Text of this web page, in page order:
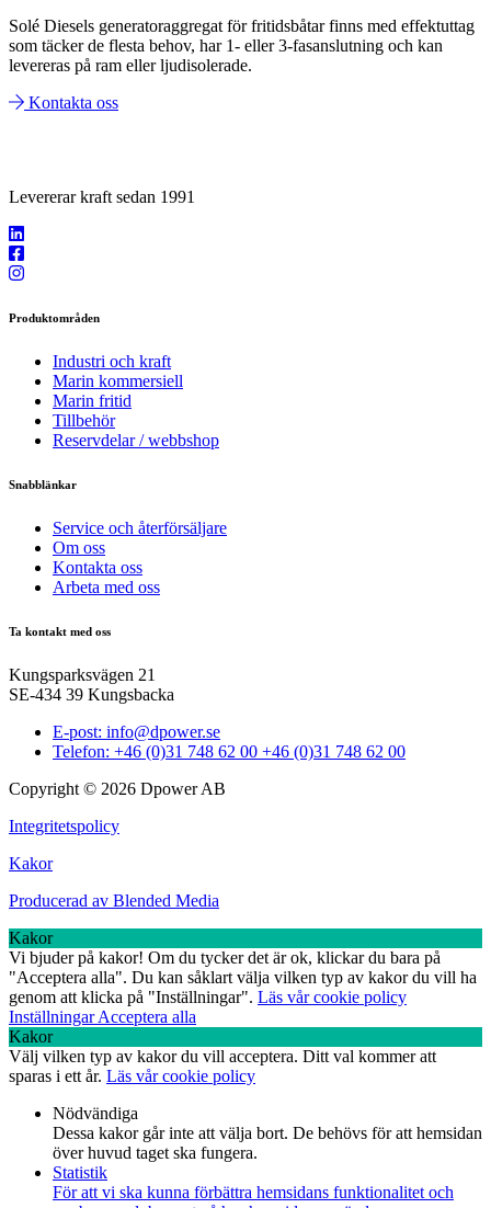
Solé Diesels generatoraggregat för fritidsbåtar finns med effektuttag
som täcker de flesta behov, har 1- eller 3-fasanslutning och kan
levereras på ram eller ljudisolerade.
Kontakta oss
Levererar kraft sedan 1991
Produktområden
Industri och kraft
Marin kommersiell
Marin fritid
Tillbehör
Reservdelar / webbshop
Snabblänkar
Service och återförsäljare
Om oss
Kontakta oss
Arbeta med oss
Ta kontakt med oss
Kungsparksvägen 21
SE-434 39 Kungsbacka
E-post: info@dpower.se
Telefon: +46 (0)31 748 62 00 +46 (0)31 748 62 00
Copyright © 2026 Dpower AB
Integritetspolicy
Kakor
Producerad av Blended Media
Kakor
Vi bjuder på kakor! Om du tycker det är ok, klickar du bara på
"Acceptera alla". Du kan såklart välja vilken typ av kakor du vill ha
genom att klicka på "Inställningar". Läs vår cookie policy
InställningarAcceptera alla
Kakor
Välj vilken typ av kakor du vill acceptera. Ditt val kommer att
sparas i ett år. Läs vår cookie policy
Nödvändiga
Dessa kakor går inte att välja bort. De behövs för att hemsidan
över huvud taget ska fungera.
Statistik
För att vi ska kunna förbättra hemsidans funktionalitet och